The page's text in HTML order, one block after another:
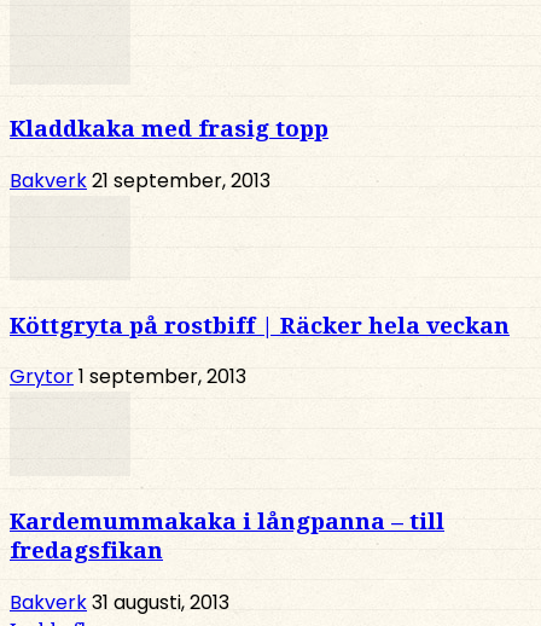
Kladdkaka med frasig topp
Bakverk21 september, 2013
Köttgryta på rostbiff | Räcker hela veckan
Grytor1 september, 2013
Kardemummakaka i långpanna – till
fredagsfikan
Bakverk31 augusti, 2013